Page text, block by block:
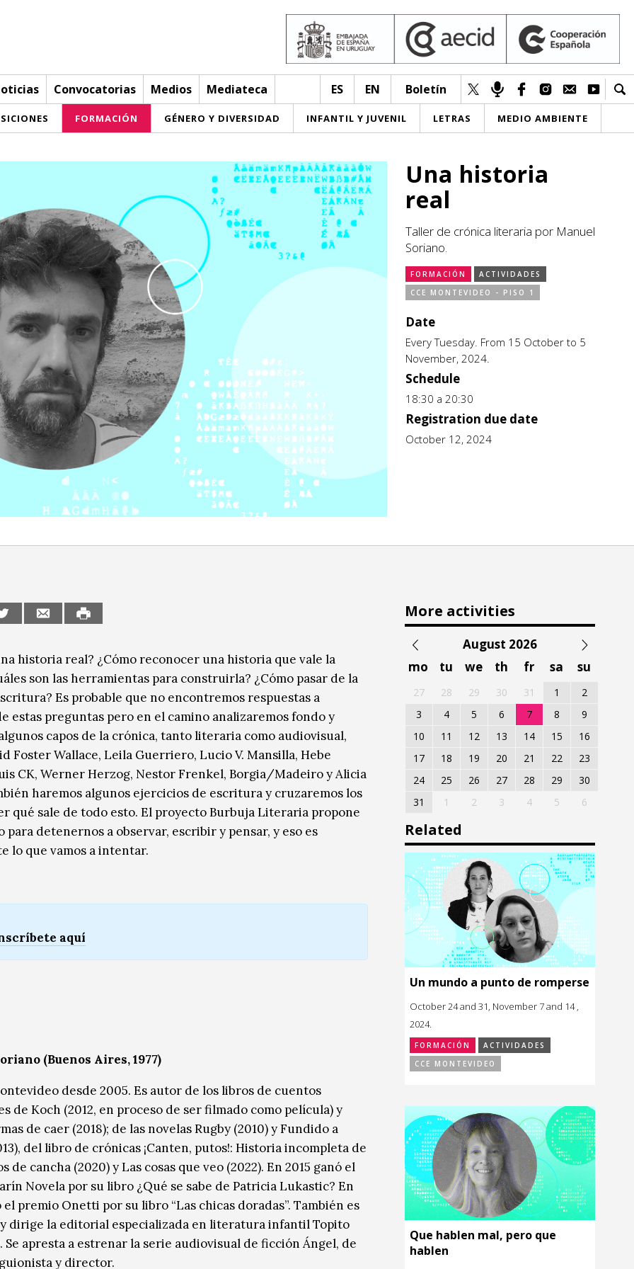
Convocatorias Medios Mediateca ES EN Boletín
FORMACIÓN GÉNERO Y DIVERSIDAD INFANTIL Y JUVENIL LETRAS MEDIO AMBIENTE
Una historia
real
Taller de crónica literaria por Manuel
Soriano.
FORMACIÓN
ACTIVIDADES
CCE MONTEVIDEO - PISO 1
Date
Every Tuesday. From 15 October to 5
November, 2024.
Schedule
18:30 a 20:30
Registration due date
October 12, 2024
historia real? ¿Cómo reconocer una historia que vale la
son las herramientas para construirla? ¿Cómo pasar de la
Es probable que no encontremos respuestas a
estas preguntas pero en el camino analizaremos fondo y
capos de la crónica, tanto literaria como audiovisual,
Foster Wallace, Leila Guerriero, Lucio V. Mansilla, Hebe
CK, Werner Herzog, Nestor Frenkel, Borgia/Madeiro y Alicia
haremos algunos ejercicios de escritura y cruzaremos los
qué sale de todo esto. El proyecto Burbuja Literaria propone
para detenernos a observar, escribir y pensar, y eso es
lo que vamos a intentar.
aquí
(Buenos Aires, 1977)
desde 2005. Es autor de los libros de cuentos
de Koch (2012, en proceso de ser filmado como película) y
de caer (2018); de las novelas Rugby (2010) y Fundido a
del libro de crónicas ¡Canten, putos!: Historia incompleta de
de cancha (2020) y Las cosas que veo (2022). En 2015 ganó el
Novela por su libro ¿Qué se sabe de Patricia Lukastic? En
el premio Onetti por su libro “Las chicas doradas”. También es
dirige la editorial especializada en literatura infantil Topito
Se apresta a estrenar la serie audiovisual de ficción Ángel, de
y director.
More activities
August 2026
mo
tu we th fr sa su
27 28 29 30 31 1
2
3
4 5 6 7 8
9
10
11 12 13 14 15
16
17
18 19 20 21 22
23
24
25 26 27 28 29
30
31
1 2 3 4 5 6
Related
Un mundo a punto de romperse
October 24 and 31, November 7 and 14 ,
2024.
FORMACIÓN
ACTIVIDADES
CCE MONTEVIDEO
Que hablen mal, pero que
hablen